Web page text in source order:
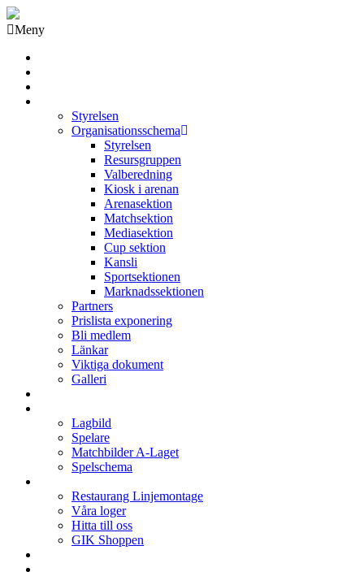
Meny
Styrelsen
Organisationsschema
Styrelsen
Resursgruppen
Valberedning
Kiosk i arenan
Arenasektion
Matchsektion
Mediasektion
Cup sektion
Kansli
Sportsektionen
Marknadssektionen
Partners
Prislista exponering
Bli medlem
Länkar
Viktiga dokument
Galleri
Lagbild
Spelare
Matchbilder A-Laget
Spelschema
Restaurang Linjemontage
Våra loger
Hitta till oss
GIK Shoppen